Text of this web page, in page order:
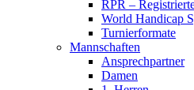
RPR –
World Handicap
Turnierformate
Mannschaften
Ansprechpartner
Damen